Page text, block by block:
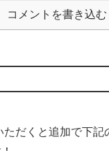
コメントを書き込む
ただくと追加で下記